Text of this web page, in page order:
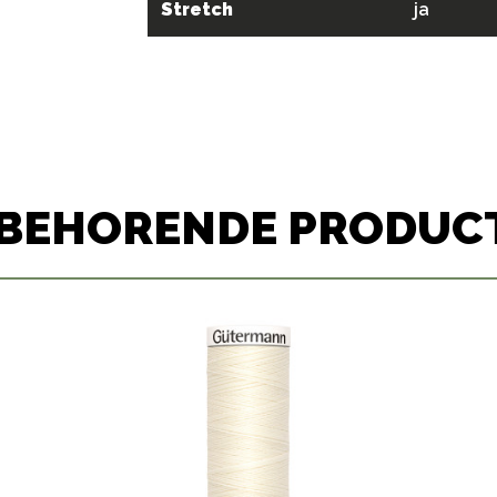
Stretch ja